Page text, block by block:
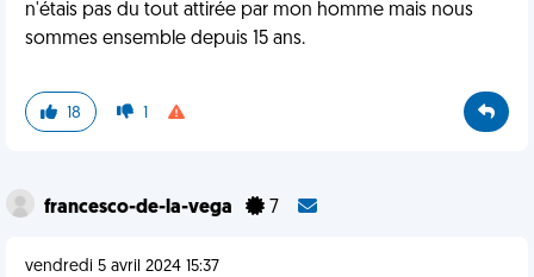
n'étais pas du tout attirée par mon homme mais nous
sommes ensemble depuis 15 ans.
18 1
francesco-de-la-vega 7
vendredi 5 avril 2024 15:37